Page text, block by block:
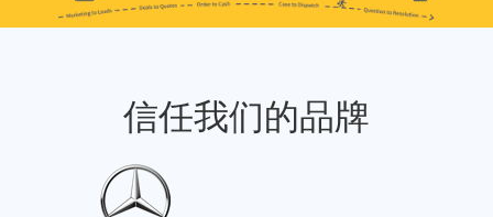
信任我们的品牌